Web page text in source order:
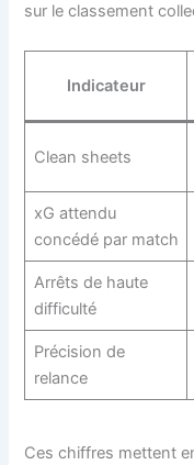
sur le classement
Indicateur
Clean sheets
xG attendu
concédé par match
Arrêts de haute
difficulté
Précision de
relance
Ces chiffres mettent